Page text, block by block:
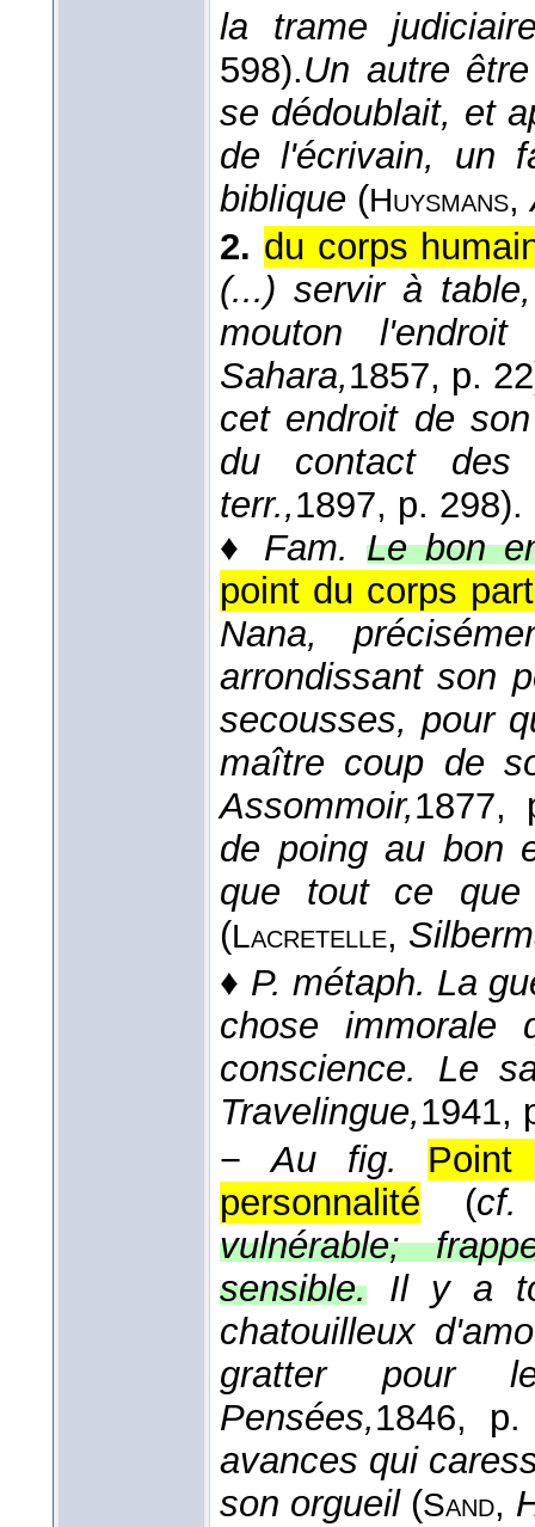
la trame
598).Un autre
se dédoublait, et
de l'écrivain, un
biblique (Huysmans,
2. du corps
(...) servir à
mouton
Sahara,1857, p.
cet endroit de
du contact des
terr.,1897, p. 298).
♦ Fam. Le bon
point du corps
Nana,
arrondissant son
secousses, pour
maître coup de
Assommoir,1877,
de poing au bon
que tout ce que
(Lacretelle,
♦ P. métaph. La
chose
conscience. Le
Travelingue,1941,
−Au fig.
Point
personnalité (
vulnérable;
sensible. Il y a
chatouilleux
gratter pour
Pensées,1846, p.
avances qui
son orgueil(Sand,